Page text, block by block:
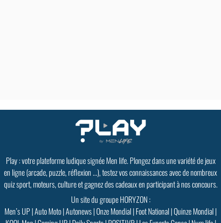
Play : votre plateforme ludique signée Men life. Plongez dans une variété de jeux
en ligne (arcade, puzzle, réflexion ...), testez vos connaissances avec de nombreux
quiz sport, moteurs, culture et gagnez des cadeaux en participant à nos concours.
Un site du groupe HORYZON :
Men’s UP|Auto Moto|Autonews|Onze Mondial|Foot National|Quinze Mondial|